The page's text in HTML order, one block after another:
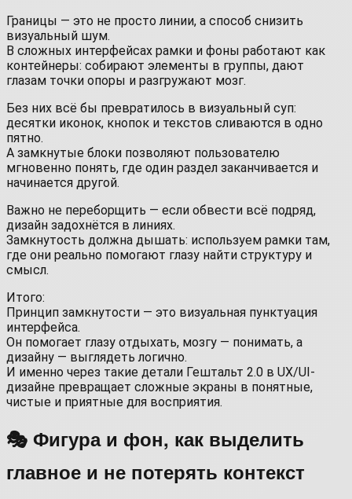
Границы — это не просто линии, а способ снизить
визуальный шум.
В сложных интерфейсах рамки и фоны работают как
контейнеры: собирают элементы в группы, дают
глазам точки опоры и разгружают мозг.
Без них всё бы превратилось в визуальный суп:
десятки иконок, кнопок и текстов сливаются в одно
пятно.
А замкнутые блоки позволяют пользователю
мгновенно понять, где один раздел заканчивается и
начинается другой.
Важно не переборщить — если обвести всё подряд,
дизайн задохнётся в линиях.
Замкнутость должна дышать: используем рамки там,
где они реально помогают глазу найти структуру и
смысл.
Итого:
Принцип замкнутости — это визуальная пунктуация
интерфейса.
Он помогает глазу отдыхать, мозгу — понимать, а
дизайну — выглядеть логично.
И именно через такие детали Гештальт 2.0 в UX/UI-
дизайне превращает сложные экраны в понятные,
чистые и приятные для восприятия.
🎭 Фигура и фон, как выделить
главное и не потерять контекст